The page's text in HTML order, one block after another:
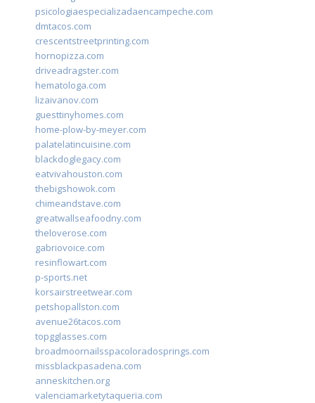
psicologiaespecializadaencampeche.com
dmtacos.com
crescentstreetprinting.com
hornopizza.com
driveadragster.com
hematologa.com
lizaivanov.com
guesttinyhomes.com
home-plow-by-meyer.com
palatelatincuisine.com
blackdoglegacy.com
eatvivahouston.com
thebigshowok.com
chimeandstave.com
greatwallseafoodny.com
theloverose.com
gabriovoice.com
resinflowart.com
p-sports.net
korsairstreetwear.com
petshopallston.com
avenue26tacos.com
topgglasses.com
broadmoornailsspacoloradosprings.com
missblackpasadena.com
anneskitchen.org
valenciamarketytaqueria.com